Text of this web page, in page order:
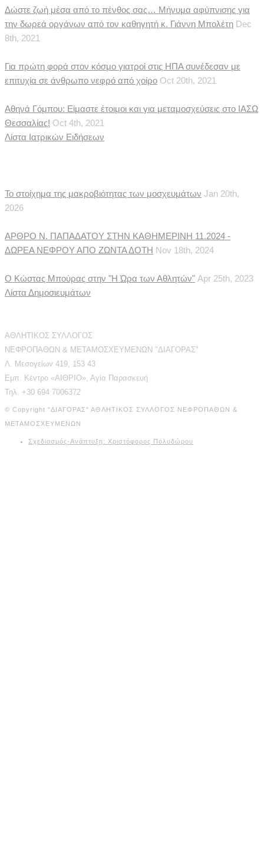
Δώστε ζωή μέσα από το πένθος σας… Μήνυμα αφύπνισης για
την δωρεά οργάνων από τον καθηγητή κ. Γιάννη Μπολέτη Dec
8th, 2021
Για πρώτη φορά στον κόσμο γιατροί στις ΗΠΑ συνέδεσαν με
επιτυχία σε άνθρωπο νεφρό από χοίρο Oct 20th, 2021
Αθηνά Γόμπου: Είμαστε έτοιμοι και για μεταμοσχεύσεις στο ΙΑΣΩ
Θεσσαλίας! Oct 4th, 2021
Λίστα Ιατρικών Ειδήσεων
Το στοίχημα της μακροβιότητας των μοσχευμάτων Jan 20th,
2026
ΑΡΘΡΟ Ν. ΠΑΠΑΔΑΤΟΥ ΣΤΗΝ ΚΑΘΗΜΕΡΙΝΗ 11.2024 -
ΔΩΡΕΑ ΝΕΦΡΟΥ ΑΠΟ ΖΩΝΤΑ ΔΟΤΗ Nov 18th, 2024
Ο Κώστας Μπούρας στην "Η Ώρα των Αθλητών" Apr 25th, 2023
Λίστα Δημοσιευμάτων
ΑΘΛΗΤΙΚΟΣ ΣΥΛΛΟΓΟΣ
ΝΕΦΡΟΠΑΘΩΝ & ΜΕΤΑΜΟΣΧΕΥΜΕΝΩΝ "ΔΙΑΓΟΡΑΣ"
Λ. Μεσογείων 419, 153 43
Εμπ. Κέντρο «ΑΙΘΡΙΟ», Αγία Παρασκευή
Τηλ. +30 694 7006372
© Copyright "ΔΙΑΓΟΡΑΣ" ΑΘΛΗΤΙΚΟΣ ΣΥΛΛΟΓΟΣ ΝΕΦΡΟΠΑΘΩΝ &
ΜΕΤΑΜΟΣΧΕΥΜΕΝΩΝ
Σχεδιασμός-Ανάπτυξη: Χριστόφορος Πολυδώρου